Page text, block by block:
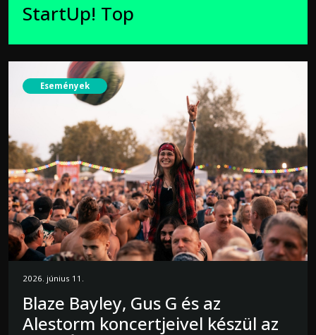
StartUp! Top
Események
2026. június 11.
Blaze Bayley, Gus G és az
Alestorm koncertjeivel készül az